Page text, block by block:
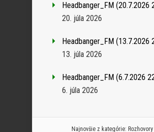
Headbanger_FM (20.7.2026
20. júla 2026
Headbanger_FM (13.7.2026
13. júla 2026
Headbanger_FM (6.7.2026
6. júla 2026
Najnovšie z kategórie: Rozhovory